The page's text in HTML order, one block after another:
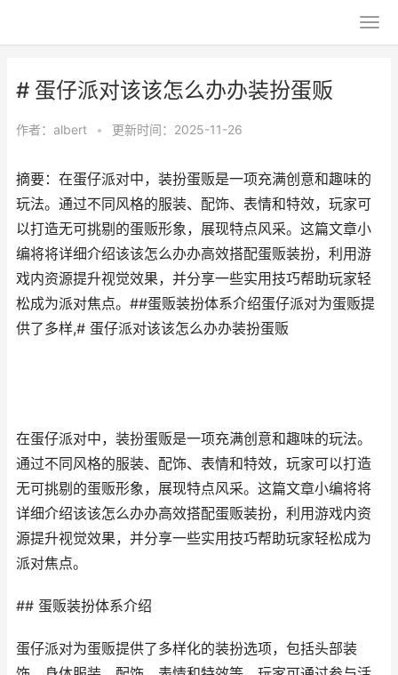
# 蛋仔派对该该怎么办办装扮蛋贩
作者： albert • 更新时间：2025-11-26
摘要：在蛋仔派对中，装扮蛋贩是一项充满创意和趣味的
玩法。通过不同风格的服装、配饰、表情和特效，玩家可
以打造无可挑剔的蛋贩形象，展现特点风采。这篇文章小
编将将详细介绍该该怎么办办高效搭配蛋贩装扮，利用游
戏内资源提升视觉效果，并分享一些实用技巧帮助玩家轻
松成为派对焦点。##蛋贩装扮体系介绍蛋仔派对为蛋贩提
供了多样,# 蛋仔派对该该怎么办办装扮蛋贩
在蛋仔派对中，装扮蛋贩是一项充满创意和趣味的玩法。
通过不同风格的服装、配饰、表情和特效，玩家可以打造
无可挑剔的蛋贩形象，展现特点风采。这篇文章小编将将
详细介绍该该怎么办办高效搭配蛋贩装扮，利用游戏内资
源提升视觉效果，并分享一些实用技巧帮助玩家轻松成为
派对焦点。
## 蛋贩装扮体系介绍
蛋仔派对为蛋贩提供了多样化的装扮选项，包括头部装